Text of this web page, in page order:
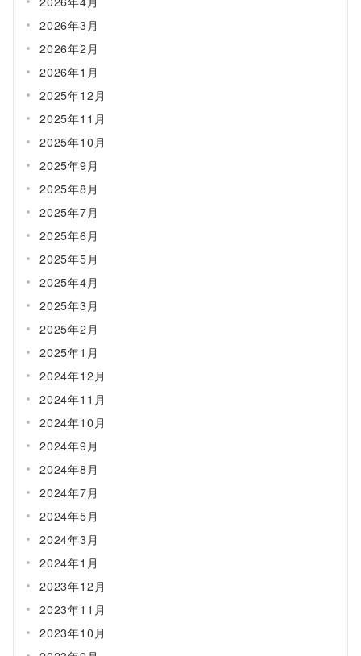
2026年3月
2026年2月
2026年1月
2025年12月
2025年11月
2025年10月
2025年9月
2025年8月
2025年7月
2025年6月
2025年5月
2025年4月
2025年3月
2025年2月
2025年1月
2024年12月
2024年11月
2024年10月
2024年9月
2024年8月
2024年7月
2024年5月
2024年3月
2024年1月
2023年12月
2023年11月
2023年10月